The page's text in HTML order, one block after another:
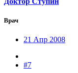
Врач
21 Апр 2008
#7